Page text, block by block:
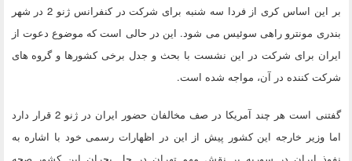
بر این اساس کری از فردا سه شنبه برای شرکت در کنفرانس ژنو 2 در شهر
بندری مونترو راهی سوئیس می شود. این در حالی است که موضوع دعوت از
ایران برای شرکت در این نشست با بحث و جدل برخی کشورها و گروه های
شرکت کننده در آن، مواجه شده است.
گفتنی است هر چند آمریکا در صف مخالفان حضور ایران در ژنو 2 قرار دارد
اما وزیر خارجه این کشور پیش از این در اظهارات رسمی خود با اشاره به